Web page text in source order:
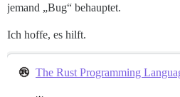
jemand „Bug“ behauptet.
Ich hoffe, es hilft.
The Rust Programming